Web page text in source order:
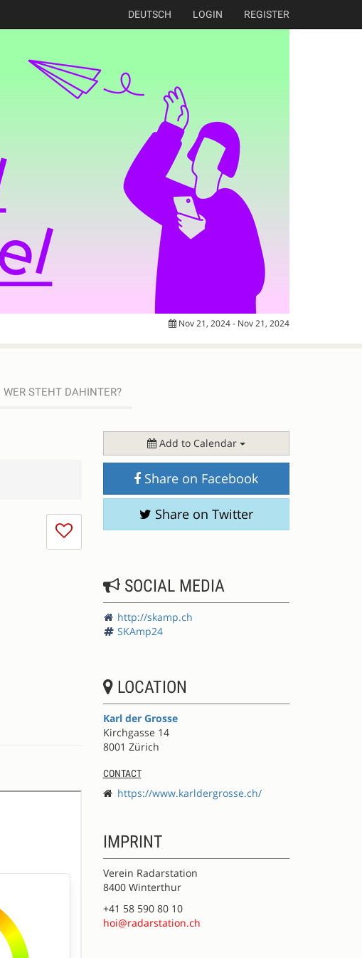
DEUTSCH LOGIN REGISTER
Nov 21, 2024 - Nov 21, 2024
WER STEHT DAHINTER?
I
don't
session
Add to Calendar
Share on Facebook
Share on Twitter
SOCIAL MEDIA
http://skamp.ch
SKAmp24
LOCATION
Karl der Grosse
Kirchgasse 14
8001 Zürich
CONTACT
https://www.karldergrosse.ch/
IMPRINT
Verein Radarstation
8400 Winterthur
+41 58 590 80 10
hoi@radarstation.ch